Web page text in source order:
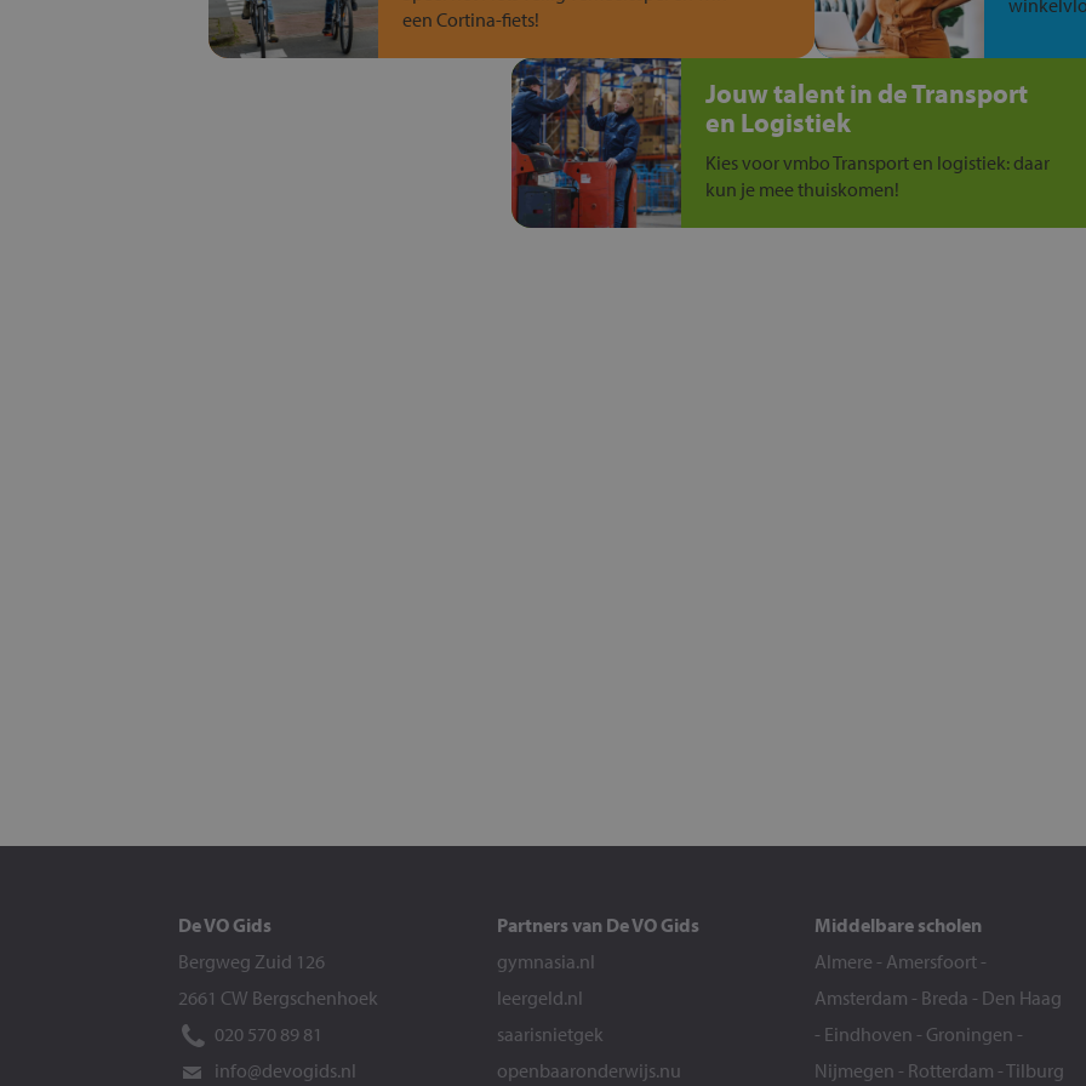
een Cortina-fiets!
Jouw talent in de Transport
en Logistiek
Kies voor vmbo Transport en logistiek: daar
kun je mee thuiskomen!
De VO Gids
Bergweg Zuid 126
2661 CW Bergschenhoek
020 570 89 81
info@devogids.nl
Partners van De VO Gids
gymnasia.nl
leergeld.nl
saarisnietgek
openbaaronderwijs.nu
Middelbare scholen
Almere - Amersfoort -
Amsterdam - Breda - Den Haag
- Eindhoven - Groningen -
Nijmegen - Rotterdam -Tilburg